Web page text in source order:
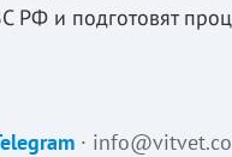
и подготовят
·